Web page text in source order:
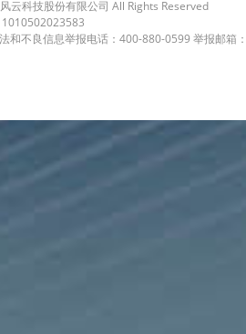
云科技股份有限公司 All Rights Reserved
和不良信息举报电话：400-880-0599 举报邮箱